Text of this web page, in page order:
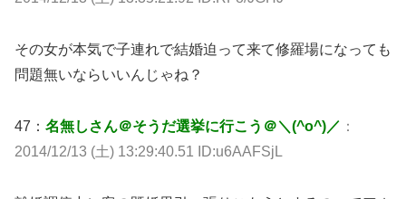
その女が本気で子連れで結婚迫って来て修羅場になっても
問題無いならいいんじゃね？
47： 名無しさん＠そうだ選挙に行こう＠＼(^o^)／ ：
2014/12/13 (土) 13:29:40.51 ID:u6AAFSjL